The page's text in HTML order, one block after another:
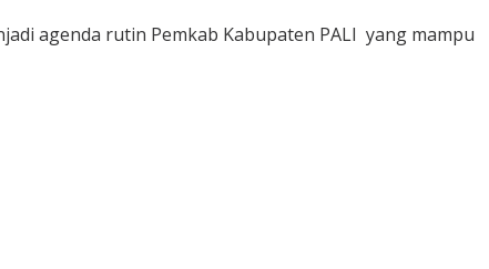
agenda rutin Pemkab Kabupaten PALI yang mampu